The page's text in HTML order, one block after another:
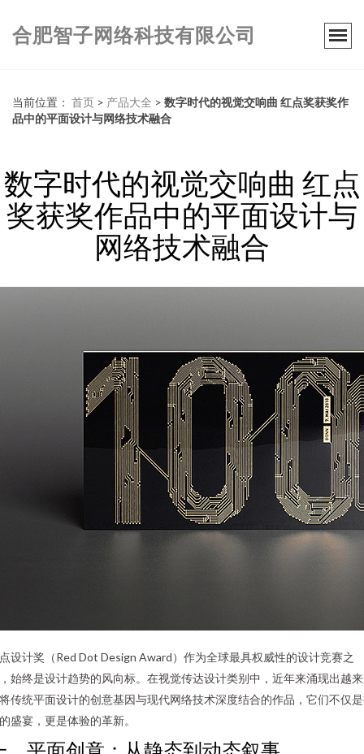
合肥智子网络科技有限公司
当前位置： 首页 > 产品大全 > 数字时代的视觉交响曲 红点奖获奖作
品中的平面设计与网络技术融合
数字时代的视觉交响曲 红点
奖获奖作品中的平面设计与
网络技术融合
设计奖（Red Dot Design Award）作为全球最具权威性的设计竞赛之
始终是设计趋势的风向标。在视觉传达设计类别中，近年来涌现出越
传统平面设计的创意基因与现代网络技术深度结合的作品，它们不仅
盛宴，更是体验的革新。